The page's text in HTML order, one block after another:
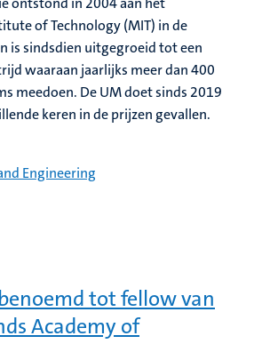
of Technology (MIT) in de
is sindsdien uitgegroeid tot een
waaraan jaarlijks meer dan 400
meedoen. De UM doet sinds 2019
keren in de prijzen gevallen.
Engineering
tot fellow van
Academy of